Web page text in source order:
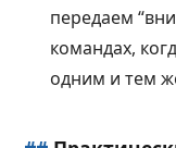
передаем
командах,
одним и тем